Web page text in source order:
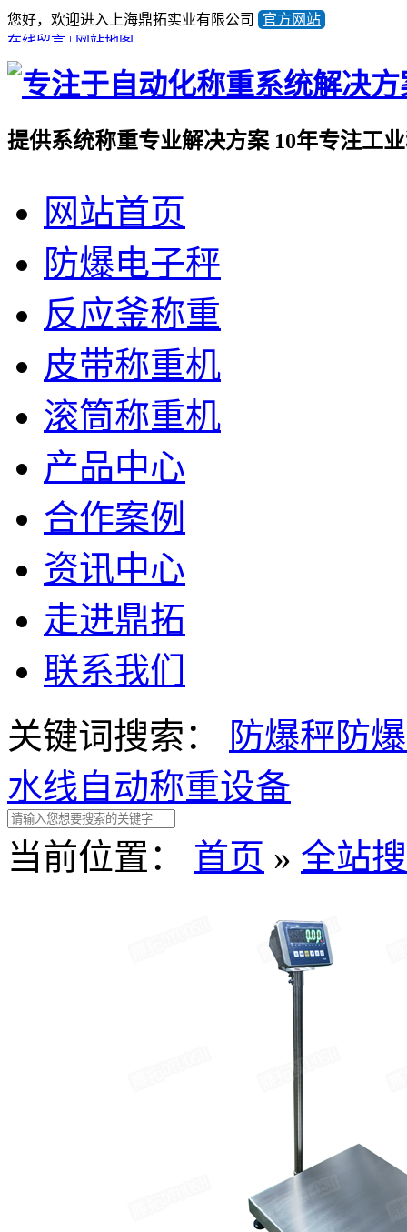
您好，欢迎进入上海鼎拓实业有限公司
官方网站
在线留言 | 网站地图
提供系统称重专业解决方案 10年专注工
021-57676453
产品顾问蒋小姐
网站首页
防爆电子秤
反应釜称重
皮带称重机
滚筒称重机
产品中心
合作案例
资讯中心
走进鼎拓
联系我们
关键词搜索：
防爆秤防
水线自动称重设备
当前位置：
首页 » 全站